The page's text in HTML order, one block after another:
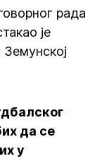
рада
је
да се
у